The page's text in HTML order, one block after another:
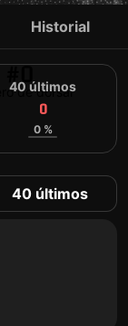
de dorsal
Historial
40 últimos
0
0 %
40 últimos